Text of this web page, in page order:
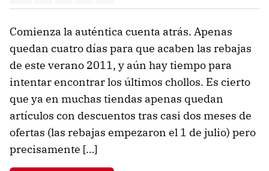
Comienza la auténtica cuenta atrás. Apenas
quedan cuatro días para que acaben las rebajas
de este verano 2011, y aún hay tiempo para
intentar encontrar los últimos chollos. Es cierto
que ya en muchas tiendas apenas quedan
artículos con descuentos tras casi dos meses de
ofertas (las rebajas empezaron el 1 de julio) pero
precisamente […]